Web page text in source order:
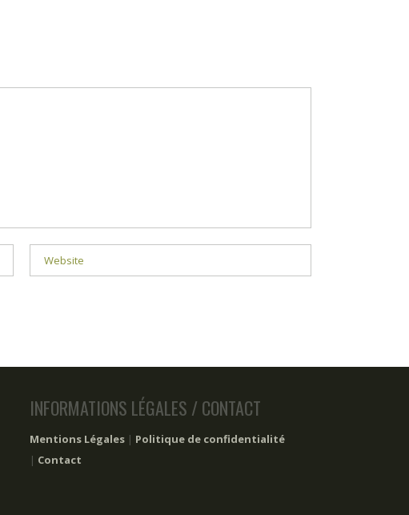
INFORMATIONS LÉGALES / CONTACT
Mentions Légales | Politique de confidentialité
| Contact